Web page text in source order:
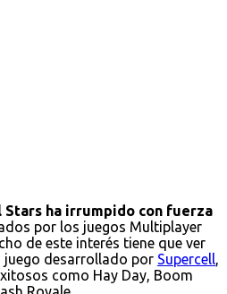
Stars ha irrumpido con fuerza
por los juegos Multiplayer
de este interés tiene que ver
juego desarrollado por Supercell,
como Hay Day, Boom